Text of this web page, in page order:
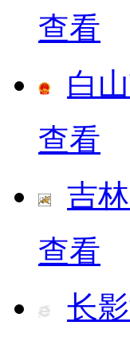
查看
白
查看
吉
查看
长